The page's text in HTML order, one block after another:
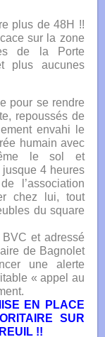
plus de 48H !!
sur la zone
de la Porte
plus aucunes
pour se rendre
repoussés de
envahi le
humain avec
le sol et
4 heures
l’association
chez lui, tout
du square
et adressé
de Bagnolet
une alerte
« appel au
EN PLACE
SUR
!!